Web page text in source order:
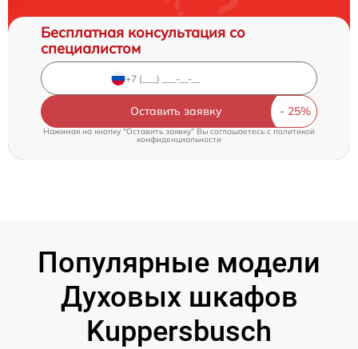
Бесплатная консультация со
специалистом
Оставить заявку
Нажимая на кнопку "Оставить заявку" Вы соглашаетесь cполитикой
конфиденциальности
Популярные модели
Духовых шкафов
Kuppersbusch